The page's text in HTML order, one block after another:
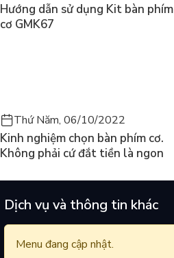
Hướng dẫn sử dụng Kit bàn phím
cơ GMK67
Thứ Năm, 06/10/2022
Kinh nghiệm chọn bàn phím cơ.
Không phải cứ đắt tiền là ngon
Dịch vụ và thông tin khác
Menu đang cập nhật.